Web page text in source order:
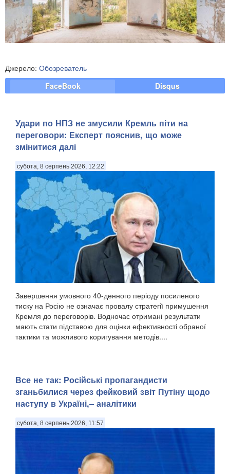
Джерело: Обозреватель
FaceBook
Disqus
Удари по НПЗ не змусили Кремль піти на
переговори: Експерт пояснив, що може
змінитися далі
субота, 8 серпень 2026, 12:22
Завершення умовного 40-денного періоду посиленого
тиску на Росію не означає провалу стратегії примушення
Кремля до переговорів. Водночас отримані результати
мають стати підставою для оцінки ефективності обраної
тактики та можливого коригування методів....
Все не так: Російські пропагандисти
зганьбилися через фейковий звіт Путіну щодо
наступу в Україні,– аналітики
субота, 8 серпень 2026, 11:57